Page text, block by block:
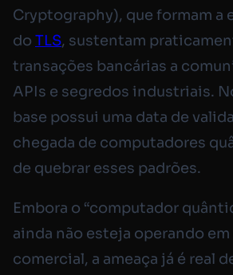
Cryptography), que formam a
do TLS, sustentam
transações bancárias a
APIs e segredos industriais.
base possui uma data de
chegada de computadores
de quebrar esses padrões.
Embora o “computador
ainda não esteja operando em
comercial, a ameaça já é real